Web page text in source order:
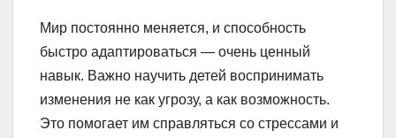
Мир постоянно меняется, и способность
быстро адаптироваться — очень ценный
навык. Важно научить детей воспринимать
изменения не как угрозу, а как возможность.
Это помогает им справляться со стрессами и